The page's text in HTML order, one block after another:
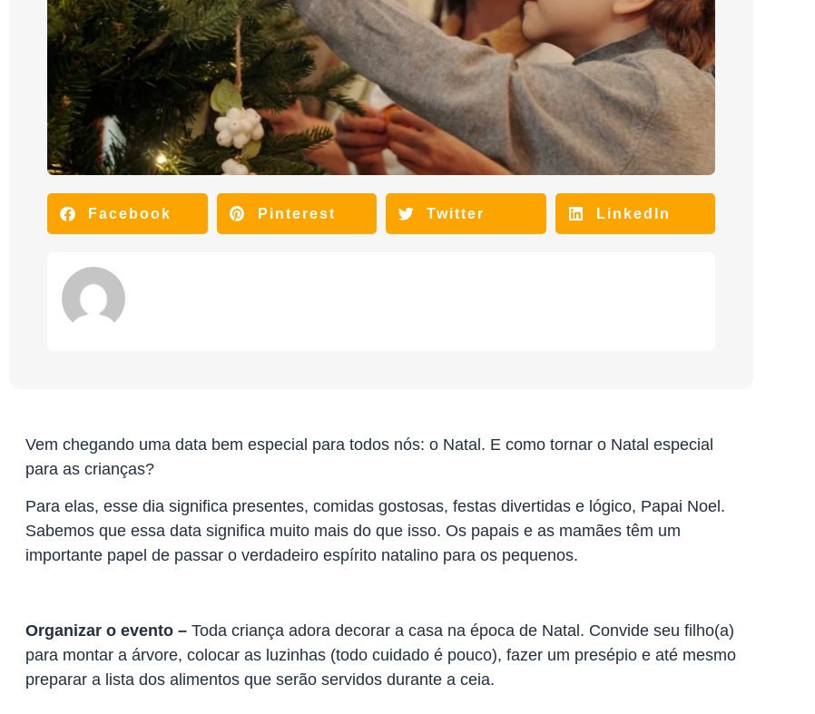
Facebook Pinterest Twitter LinkedIn
Vem chegando uma data bem especial para todos nós: o Natal. E como tornar o Natal especial
para as crianças?
Para elas, esse dia significa presentes, comidas gostosas, festas divertidas e lógico, Papai Noel.
Sabemos que essa data significa muito mais do que isso. Os papais e as mamães têm um
importante papel de passar o verdadeiro espírito natalino para os pequenos.
Organizar o evento – Toda criança adora decorar a casa na época de Natal. Convide seu filho(a)
para montar a árvore, colocar as luzinhas (todo cuidado é pouco), fazer um presépio e até mesmo
preparar a lista dos alimentos que serão servidos durante a ceia.